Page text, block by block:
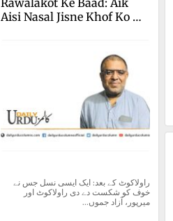
Aisi Nasal Jisne Khof Ko
راولاکوٹ کے بعد: ایک ایسی نسل جس نے
خوف کو شکست دے دی راولاکوٹ اور
میرپور، آزاد جموں...